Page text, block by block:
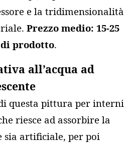
e la tridimensionalità
Prezzo medio: 15-25
prodotto.
all’acqua ad
questa pittura per interni
riesce ad assorbire la
sia artificiale, per poi